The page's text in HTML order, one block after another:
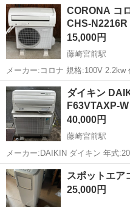
CORONA コ
CHS-
15,000円
藤崎宮前駅
メーカー:コロナ 規格:100V 2.2kw 付
🔸 コロナのルームエアコンになります。 ポンプダウン済みです。 室
内機蓋のピンが片方欠けております。 多少の傷や汚れは御座
の...
熊本 熊本市 藤崎宮前駅
ダイキン
F63VTAXP-
40,000円
藤崎宮前駅
メーカー:DAIKIN ダイキン 年式:2018
🔸 ダイキンエアコン6.3kwになります。 ポンプダウン済みです。 リモ熊本 熊本市 藤崎宮前駅
スポットエ
25,000円